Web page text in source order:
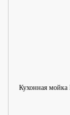
Кухонная